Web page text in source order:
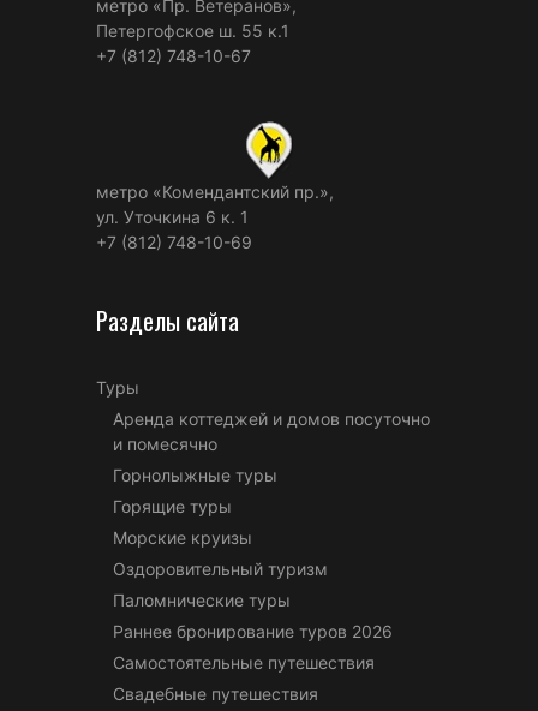
метро «Пр. Ветеранов»,
Петергофское ш. 55 к.1
+7 (812) 748-10-67
метро «Комендантский пр.»,
ул. Уточкина 6 к. 1
+7 (812) 748-10-69
Разделы сайта
Туры
Аренда коттеджей и домов посуточно
и помесячно
Горнолыжные туры
Горящие туры
Морские круизы
Оздоровительный туризм
Паломнические туры
Раннее бронирование туров 2026
Самостоятельные путешествия
Свадебные путешествия